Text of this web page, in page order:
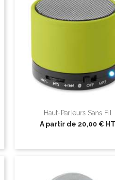
Haut-Parleurs Sans Fil
A partir de 20,00 € HT